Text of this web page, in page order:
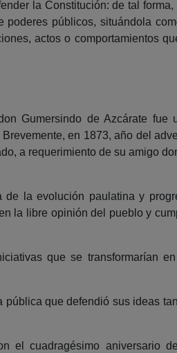
la Constitución: de tal forma,
públicos, situándola
actos o comportamientos
Gumersindo de Azcárate fue
en 1873, año del
a requerimiento de su amigo
la evolución paulatina y
la libre opinión del pueblo y
que se transformarían
pública que defendió sus ideas
el cuadragésimo aniversario